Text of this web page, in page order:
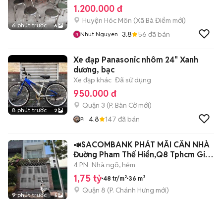
6 phút trước 6
1.200.000 đ
Huyện Hóc Môn (Xã Bà Điểm mới)
Nhut Nguyen 3.8 56 đã bán
8 phút trước 2
Xe đạp Panasonic nhôm 24" Xanh
dương, bạc
Xe đạp khác Đã sử dụng
950.000 đ
Quận 3 (P. Bàn Cờmới)
Pi 4.8 147 đã bán
9 phút trước 5
📣SACOMBANK PHÁT MÃI CĂN NHÀ
Đuờng Pham Thế Hiển,Q8 Tphcm Giá
1tỷ750
4 PN Nhà ngõ, hẻm
1,75 tỷ 48 tr/m² 36 m²
Quận 8 (P. Chánh Hưng mới)